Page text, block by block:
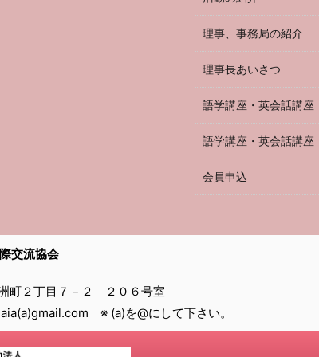
理事、事務局の紹介
理事長あいさつ
語学講座・英会話講座
語学講座・英会話講
会員申込
交流協会
町２丁目７－２ ２０６号室
※ (a)を@にして下さい。